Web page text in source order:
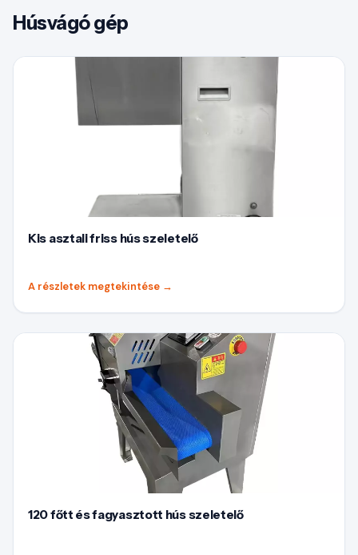
Húsvágó gép
Kis asztali friss hús szeletelő
A részletek megtekintése →
120 főtt és fagyasztott hús szeletelő